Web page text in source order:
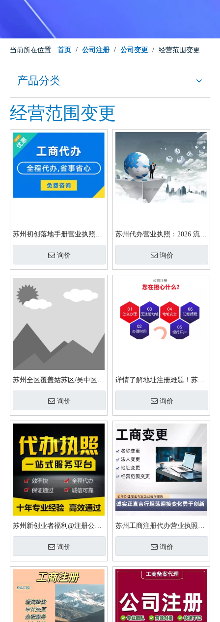
当前所在位置: 首页 / 公司注册 / 公司变更 / 经营范围变更
产品分类
经营范围变更
苏州初创落地手册营业执照办
理完整创业财务模型搭建教
询价
苏州代办营业执照：2026 流程
+费用/木渎/高新地址挂靠 /小
规模报税价格表？
询价
苏州全区覆盖姑苏区/吴中区/
高新公司注册皆可免费地址！
询价
详情了解地址注册难题！苏州
政府扶持企业注册通道0元提
供地址&全流程代办执照财税
询价
苏州新创业者福利@注册公司
流程+工商设立及超低价记账
询价
苏州工商注册代办营业执照需
要哪些手续和注意事项？
询价